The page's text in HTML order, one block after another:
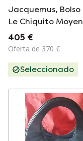
Jacquemus, Bolso
Le Chiquito Moyen
En Piel
405 €
Oferta de 370 €
Seleccionado